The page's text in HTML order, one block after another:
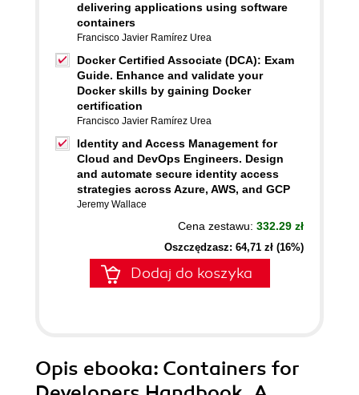
delivering applications using software
containers
Francisco Javier Ramírez Urea
Docker Certified Associate (DCA): Exam
Guide. Enhance and validate your
Docker skills by gaining Docker
certification
Francisco Javier Ramírez Urea
Identity and Access Management for
Cloud and DevOps Engineers. Design
and automate secure identity access
strategies across Azure, AWS, and GCP
Jeremy Wallace
Cena zestawu: 332.29 zł
Oszczędzasz: 64,71 zł (16%)
Dodaj do koszyka
Opis ebooka: Containers for